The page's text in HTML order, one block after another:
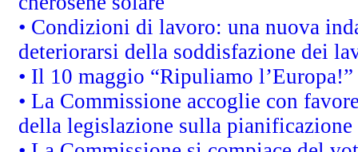
• Condizioni di lavoro: una nuova
deteriorarsi della soddisfazione dei
• Il 10 maggio “Ripuliamo l’Europa!”
• La Commissione accoglie con
della legislazione sulla